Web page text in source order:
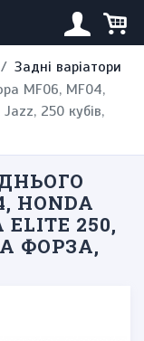
Задні варіатори
MF06, MF04,
250 кубів,
HONDA
ELITE 250,
ФОРЗА,